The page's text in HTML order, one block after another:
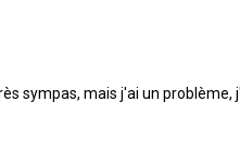
sympas, mais j'ai un problème,